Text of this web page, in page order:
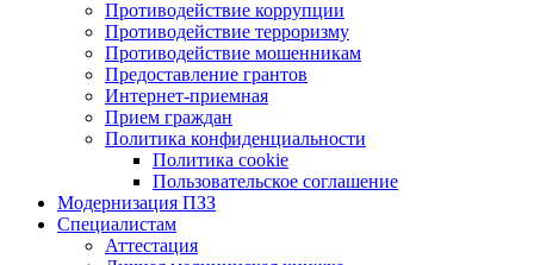
Противодействие коррупции
Противодействие терроризму
Противодействие мошенникам
Предоставление грантов
Интернет-приемная
Прием граждан
Политика конфиденциальности
Политика cookie
Пользовательское соглашение
Модернизация ПЗЗ
Специалистам
Аттестация